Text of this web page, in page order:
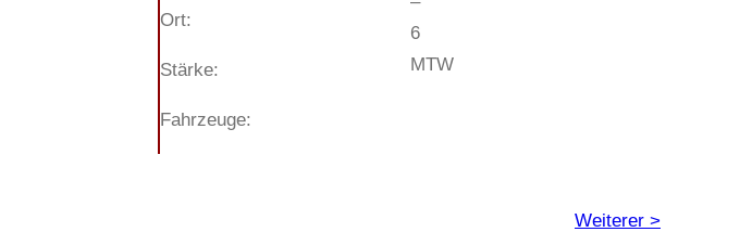
Ort:
Stärke:
Fahrzeuge:
6
MTW
Weiterer >